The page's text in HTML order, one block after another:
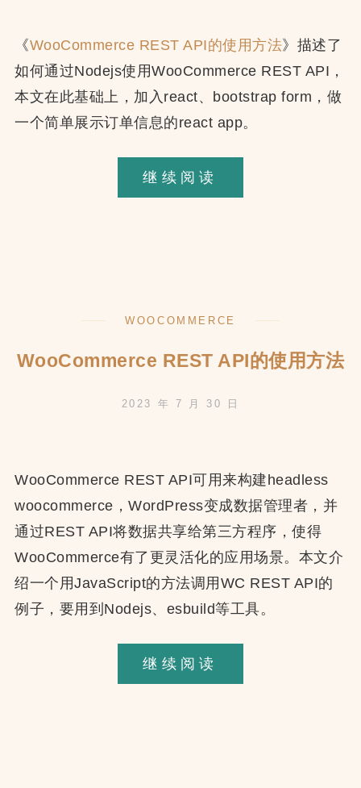
《WooCommerce REST API的使用方法》描述了
如何通过Nodejs使用WooCommerce REST API，
本文在此基础上，加入react、bootstrap form，做
一个简单展示订单信息的react app。
继续阅读
React
API
WOOCOMMERCE
WooCommerce REST API的使用方法
2023 年 7 月 30 日
WooCommerce REST API可用来构建headless
woocommerce，WordPress变成数据管理者，并
通过REST API将数据共享给第三方程序，使得
WooCommerce有了更灵活化的应用场景。本文介
绍一个用JavaScript的方法调用WC REST API的
例子，要用到Nodejs、esbuild等工具。
继续阅读
REST